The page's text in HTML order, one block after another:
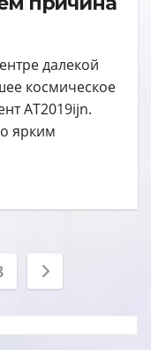
далекой
космическое
AT2019ijn.
ярким